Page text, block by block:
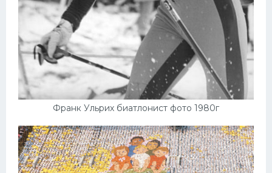
Франк Ульрих биатлонист фото 1980г